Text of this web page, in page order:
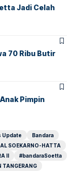
Jadi Celah
70 Ribu Butir
Pimpin
Update
Bandara
SOEKARNO-HATTA
II
#bandaraSoetta
TANGERANG